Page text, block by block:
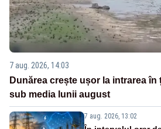
7 aug. 2026, 14:03
Dunărea crește ușor la intrarea în
sub media lunii august
7 aug. 2026, 13:02